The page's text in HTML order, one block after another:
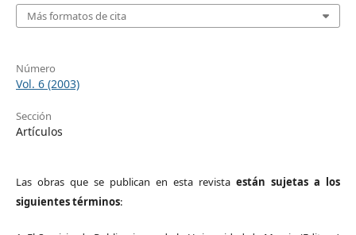
Más formatos de cita
Número
Vol. 6 (2003)
Sección
Artículos
Las obras que se publican en esta revista están sujetas a los
siguientes términos: